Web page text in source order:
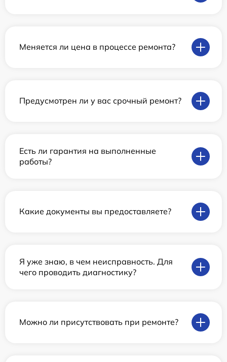
Меняется ли цена в процессе ремонта?
Предусмотрен ли у вас срочный ремонт?
Есть ли гарантия на выполненные
работы?
Какие документы вы предоставляете?
Я уже знаю, в чем неисправность. Для
чего проводить диагностику?
Можно ли присутствовать при ремонте?